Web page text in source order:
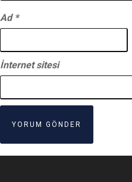
Ad *
İnternet sitesi